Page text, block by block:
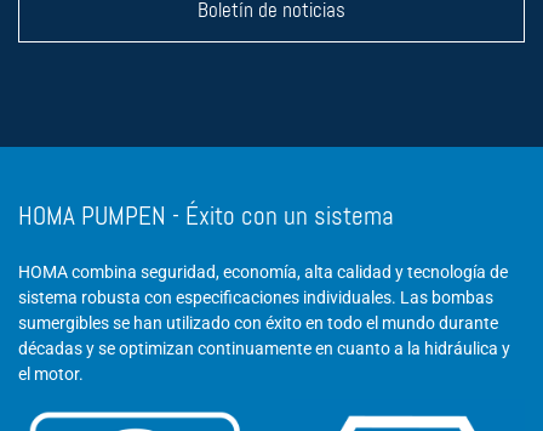
Boletín de noticias
HOMA PUMPEN - Éxito con un sistema
HOMA combina seguridad, economía, alta calidad y tecnología de
sistema robusta con especificaciones individuales. Las bombas
sumergibles se han utilizado con éxito en todo el mundo durante
décadas y se optimizan continuamente en cuanto a la hidráulica y
el motor.